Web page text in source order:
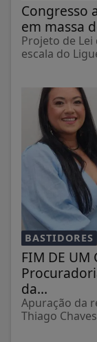
Congresso
em massa
Projeto de
escala do
BASTIDORES
FIM DE UM
da...
Apuração da
Thiago